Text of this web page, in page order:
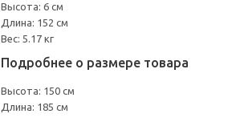
Высота: 6 см
Длина: 152 см
Вес: 5.17 кг
Подробнее о размере товара
Высота: 150 см
Длина: 185 см